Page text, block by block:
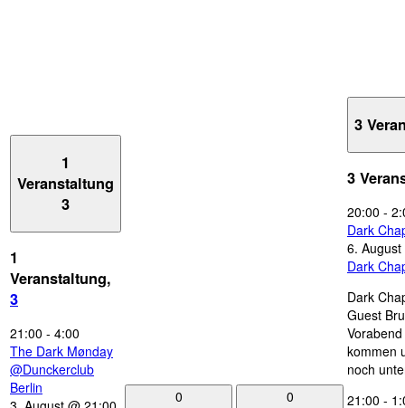
1
Veranstaltung
3
1
Veranstaltung,
3
21:00 - 4:00
The Dark Mønday
@Dunckerclub
Berlin
0
0
3
3
20:00 -
Dark
6.
Dark
Dark
Guest
kommen
noch
21:00 -